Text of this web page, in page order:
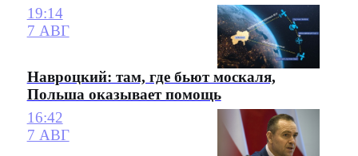
19:14
7 АВГ
Навроцкий: там, где бьют москаля,
Польша оказывает помощь
16:42
7 АВГ